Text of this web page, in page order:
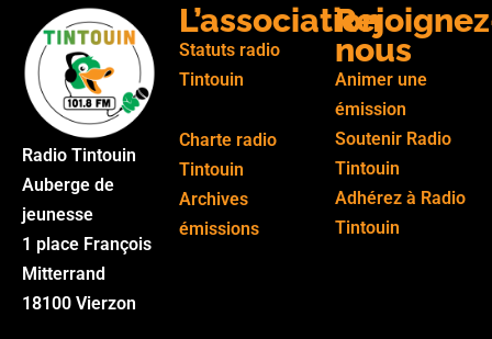
Radio Tintouin
Auberge de
jeunesse
1 place François
Mitterrand
18100 Vierzon
L’association
Statuts radio
Tintouin
Charte radio
Tintouin
Archives
émissions
nous
Animer une
émission
Soutenir Radio
Tintouin
Adhérez à Radio
Tintouin